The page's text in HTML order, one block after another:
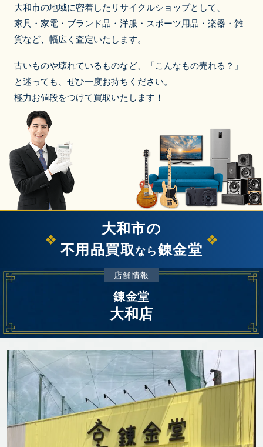
大和市の地域に密着したリサイクルショップとして、
家具・家電・ブランド品・洋服・スポーツ用品・楽器・雑
貨など、 幅広く査定いたします。
古いものや壊れているものなど、「こんなもの売れる？」
と迷っても、ぜひ一度お持ちください。
極力お値段をつけて買取いたします！
大和市の
不用品買取なら 錬金堂
店舗情報
錬金堂
大和店